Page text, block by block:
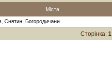
Міста
Снятин, Богородичани
Сторінка: 1